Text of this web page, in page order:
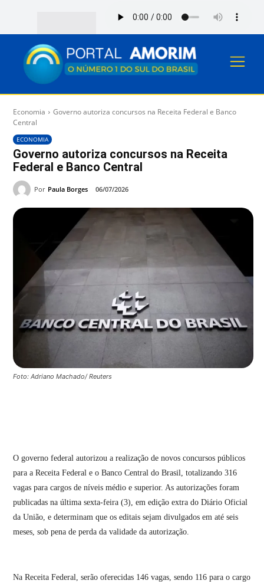
Economia
Governo autoriza concursos na Receita Federal e Banco
Central
ECONOMIA
Governo autoriza concursos na Receita
Federal e Banco Central
Por Paula Borges 06/07/2026
Foto: Adriano Machado/ Reuters
O governo federal autorizou a realização de novos concursos públicos
para a Receita Federal e o Banco Central do Brasil, totalizando 316
vagas para cargos de níveis médio e superior. As autorizações foram
publicadas na última sexta-feira (3), em edição extra do Diário Oficial
da União, e determinam que os editais sejam divulgados em até seis
meses, sob pena de perda da validade da autorização.
Na Receita Federal, serão oferecidas 146 vagas, sendo 116 para o cargo